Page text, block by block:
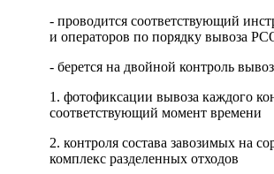
- проводится соответствующий
и операторов по порядку вывоза
- берется на двойной контроль
1. фотофиксации вывоза каждого
соответствующий момент времени
2. контроля состава завозимых на
комплекс разделенных отходов